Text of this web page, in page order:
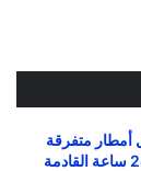
أمطار متفرقة